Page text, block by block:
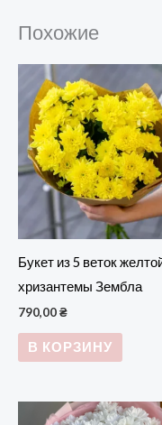
Похожие
Букет из 5 веток
хризантемы Зембла
790,00₴
В КОРЗИНУ